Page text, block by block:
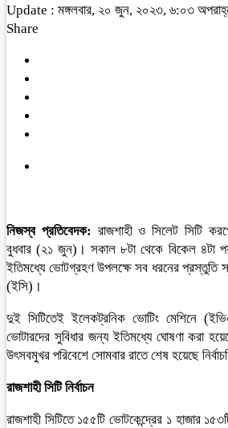
Update : মঙ্গলবার, ২০ জুন, ২০২৩, ৬:০৩
Share
নিজস্ব প্রতিবেদক: রাজশাহী ও সিলেট সিটি
বুধবার (২১ জুন)। সকাল ৮টা থেকে বিকেল ৪টা
ইতিমধ্যে ভোটগ্রহণ উপলক্ষে সব ধরনের প্রস্তুতি
(ইসি)।
দুই সিটিতেই ইলেকট্রনিক ভোটিং মেশিনে
ভোটারদের সুবিধার জন্য ইতিমধ্যে ঘোষণা করা
উৎসবমুখর পরিবেশে সোমবার রাতে শেষ হয়েছে
রাজশাহী সিটি নির্বাচন
রাজশাহী সিটিতে ১৫৫টি ভোটকেন্দ্রের ১ হাজার